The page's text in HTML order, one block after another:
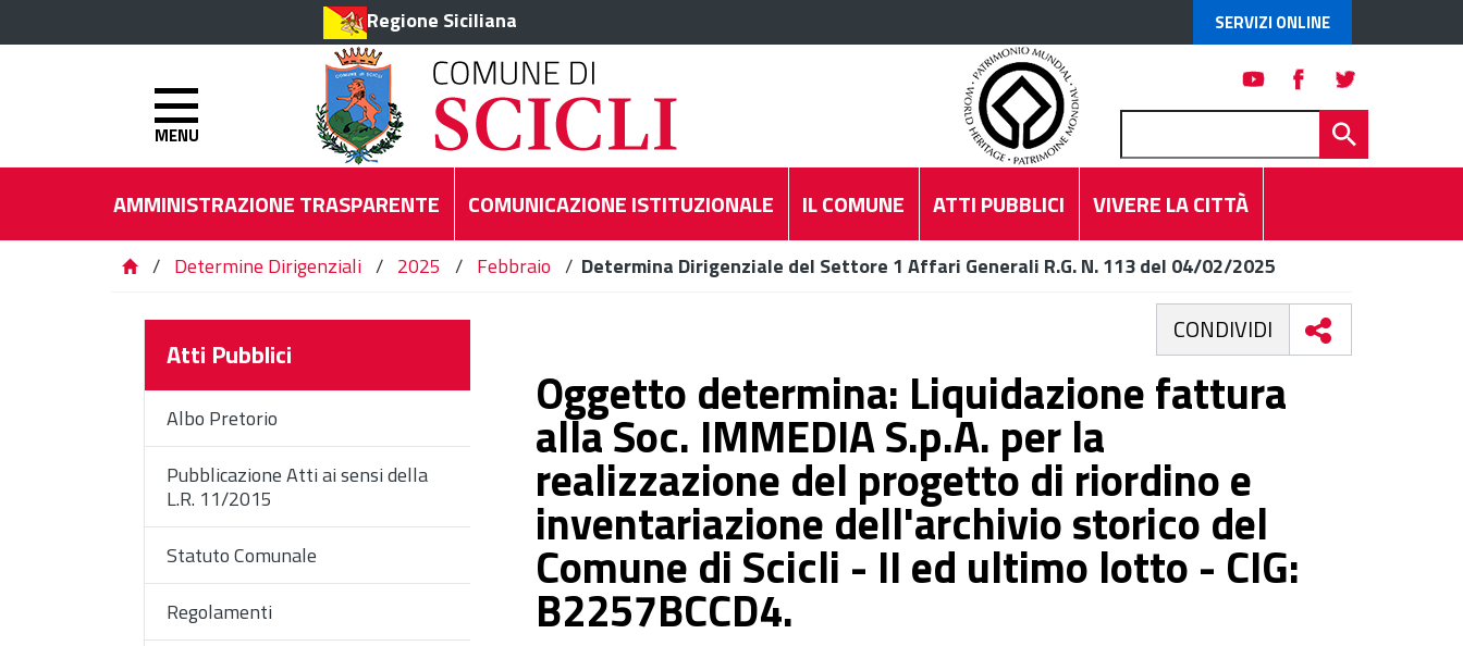
Regione Siciliana SERVIZI ONLINE
MENU
AMMINISTRAZIONE TRASPARENTE COMUNICAZIONE ISTITUZIONALE IL COMUNE ATTI PUBBLICI VIVERE LA CITTÀ
/ Determine Dirigenziali / 2025 / Febbraio / Determina Dirigenziale del Settore 1 Affari Generali R.G. N. 113 del 04/02/2025
Atti Pubblici
Albo Pretorio
Pubblicazione Atti ai sensi della
L.R. 11/2015
Statuto Comunale
Regolamenti
CONDIVIDI
Oggetto determina: Liquidazione fattura
alla Soc. IMMEDIA S.p.A. per la
realizzazione del progetto di riordino e
inventariazione dell'archivio storico del
Comune di Scicli - II ed ultimo lotto - CIG:
B2257BCCD4.